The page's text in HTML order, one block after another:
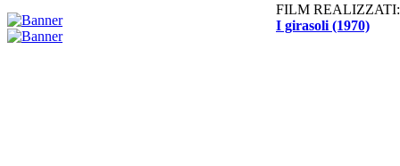
FILM REALIZZATI:
I girasoli (1970)